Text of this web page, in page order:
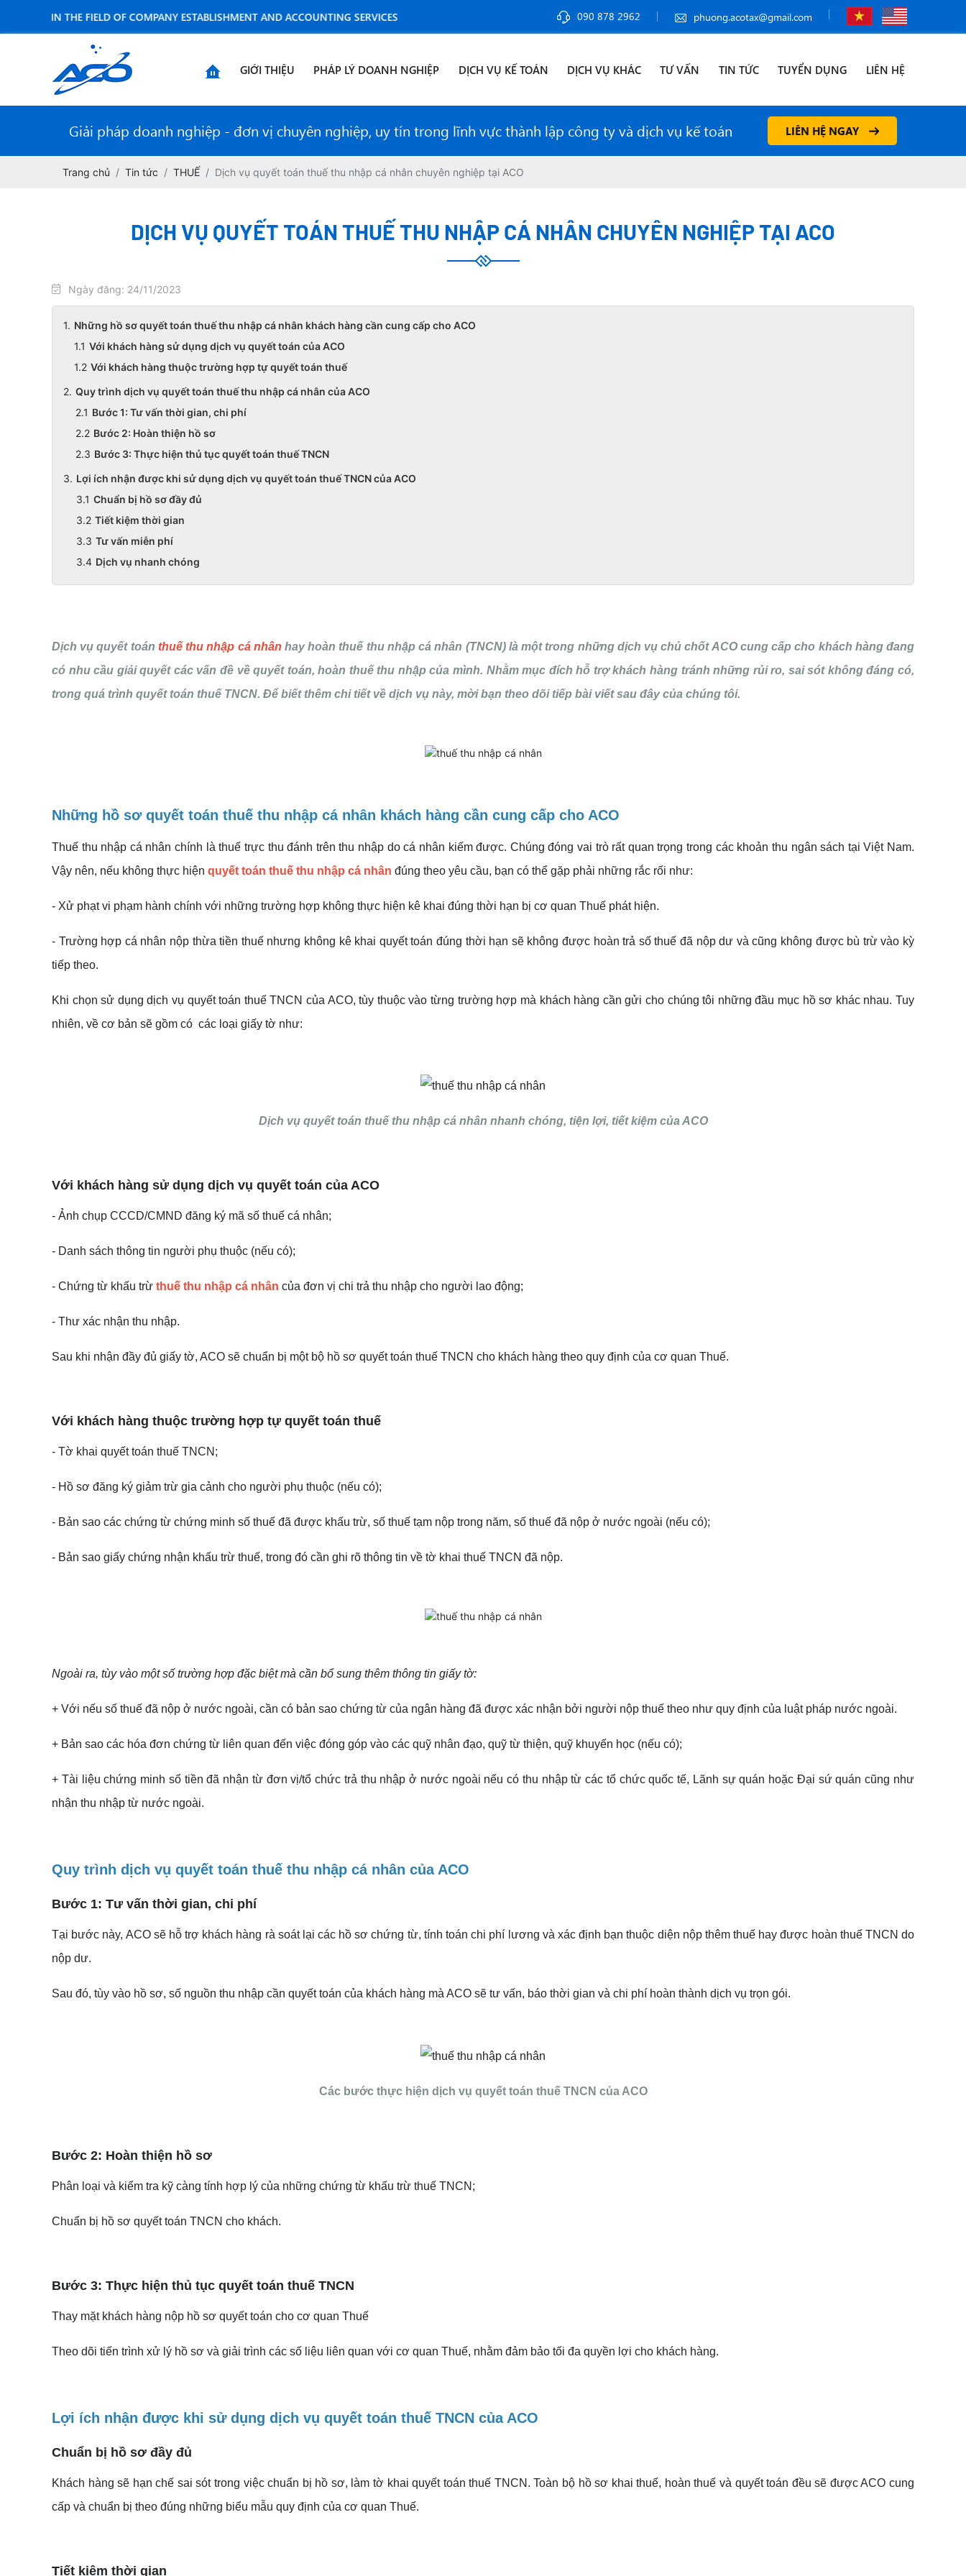
IN THE FIELD OF COMPANY ESTABLISHMENT AND ACCOUNTING SERVICES 090 878 2962 phuong.acotax@gmail.com
GIỚI THIỆU PHÁP LÝ DOANH NGHIỆP DỊCH VỤ KẾ TOÁN DỊCH VỤ KHÁC TƯ VẤN TIN TỨC TUYỂN DỤNG LIÊN HỆ
Giải pháp doanh nghiệp - đơn vị chuyên nghiệp, uy tín trong lĩnh vực thành lập công ty và dịch vụ kế toán LIÊN HỆ NGAY
Trang chủ Tin tức THUẾ Dịch vụ quyết toán thuế thu nhập cá nhân chuyên nghiệp tại ACO
DỊCH VỤ QUYẾT TOÁN THUẾ THU NHẬP CÁ NHÂN CHUYÊN NGHIỆP TẠI ACO
Ngày đăng: 24/11/2023
Những hồ sơ quyết toán thuế thu nhập cá nhân khách hàng cần cung cấp cho ACO
Với khách hàng sử dụng dịch vụ quyết toán của ACO
Với khách hàng thuộc trường hợp tự quyết toán thuế
Quy trình dịch vụ quyết toán thuế thu nhập cá nhân của ACO
Bước 1: Tư vấn thời gian, chi phí
Bước 2: Hoàn thiện hồ sơ
Bước 3: Thực hiện thủ tục quyết toán thuế TNCN
Lợi ích nhận được khi sử dụng dịch vụ quyết toán thuế TNCN của ACO
Chuẩn bị hồ sơ đầy đủ
Tiết kiệm thời gian
Tư vấn miễn phí
Dịch vụ nhanh chóng
Dịch vụ quyết toán thuế thu nhập cá nhân hay hoàn thuế thu nhập cá nhân (TNCN) là một trong những dịch vụ chủ chốt ACO cung cấp cho khách hàng đang
có nhu cầu giải quyết các vấn đề về quyết toán, hoàn thuế thu nhập của mình. Nhằm mục đích hỗ trợ khách hàng tránh những rủi ro, sai sót không đáng có,
trong quá trình quyết toán thuế TNCN. Để biết thêm chi tiết về dịch vụ này, mời bạn theo dõi tiếp bài viết sau đây của chúng tôi.
Những hồ sơ quyết toán thuế thu nhập cá nhân khách hàng cần cung cấp cho ACO
Thuế thu nhập cá nhân chính là thuế trực thu đánh trên thu nhập do cá nhân kiếm được. Chúng đóng vai trò rất quan trọng trong các khoản thu ngân sách tại Việt Nam.
Vậy nên, nếu không thực hiện quyết toán thuế thu nhập cá nhân đúng theo yêu cầu, bạn có thể gặp phải những rắc rối như:
- Xử phạt vi phạm hành chính với những trường hợp không thực hiện kê khai đúng thời hạn bị cơ quan Thuế phát hiện.
- Trường hợp cá nhân nộp thừa tiền thuế nhưng không kê khai quyết toán đúng thời hạn sẽ không được hoàn trả số thuế đã nộp dư và cũng không được bù trừ vào kỳ
tiếp theo.
Khi chọn sử dụng dịch vụ quyết toán thuế TNCN của ACO, tùy thuộc vào từng trường hợp mà khách hàng cần gửi cho chúng tôi những đầu mục hồ sơ khác nhau. Tuy
nhiên, về cơ bản sẽ gồm có các loại giấy tờ như:
Dịch vụ quyết toán thuế thu nhập cá nhân nhanh chóng, tiện lợi, tiết kiệm của ACO
Với khách hàng sử dụng dịch vụ quyết toán của ACO
- Ảnh chụp CCCD/CMND đăng ký mã số thuế cá nhân;
- Danh sách thông tin người phụ thuộc (nếu có);
- Chứng từ khấu trừ thuế thu nhập cá nhân của đơn vị chi trả thu nhập cho người lao động;
- Thư xác nhận thu nhập.
Sau khi nhận đầy đủ giấy tờ, ACO sẽ chuẩn bị một bộ hồ sơ quyết toán thuế TNCN cho khách hàng theo quy định của cơ quan Thuế.
Với khách hàng thuộc trường hợp tự quyết toán thuế
- Tờ khai quyết toán thuế TNCN;
- Hồ sơ đăng ký giảm trừ gia cảnh cho người phụ thuộc (nếu có);
- Bản sao các chứng từ chứng minh số thuế đã được khấu trừ, số thuế tạm nộp trong năm, số thuế đã nộp ở nước ngoài (nếu có);
- Bản sao giấy chứng nhận khấu trừ thuế, trong đó cần ghi rõ thông tin về tờ khai thuế TNCN đã nộp.
Ngoài ra, tùy vào một số trường hợp đặc biệt mà cần bổ sung thêm thông tin giấy tờ:
+ Với nếu số thuế đã nộp ở nước ngoài, cần có bản sao chứng từ của ngân hàng đã được xác nhận bởi người nộp thuế theo như quy định của luật pháp nước ngoài.
+ Bản sao các hóa đơn chứng từ liên quan đến việc đóng góp vào các quỹ nhân đạo, quỹ từ thiện, quỹ khuyến học (nếu có);
+ Tài liệu chứng minh số tiền đã nhận từ đơn vị/tổ chức trả thu nhập ở nước ngoài nếu có thu nhập từ các tổ chức quốc tế, Lãnh sự quán hoặc Đại sứ quán cũng như
nhận thu nhập từ nước ngoài.
Quy trình dịch vụ quyết toán thuế thu nhập cá nhân của ACO
Bước 1: Tư vấn thời gian, chi phí
Tại bước này, ACO sẽ hỗ trợ khách hàng rà soát lại các hồ sơ chứng từ, tính toán chi phí lương và xác định bạn thuộc diện nộp thêm thuế hay được hoàn thuế TNCN do
nộp dư.
Sau đó, tùy vào hồ sơ, số nguồn thu nhập cần quyết toán của khách hàng mà ACO sẽ tư vấn, báo thời gian và chi phí hoàn thành dịch vụ trọn gói.
Các bước thực hiện dịch vụ quyết toán thuế TNCN của ACO
Bước 2: Hoàn thiện hồ sơ
Phân loại và kiểm tra kỹ càng tính hợp lý của những chứng từ khấu trừ thuế TNCN;
Chuẩn bị hồ sơ quyết toán TNCN cho khách.
Bước 3: Thực hiện thủ tục quyết toán thuế TNCN
Thay mặt khách hàng nộp hồ sơ quyết toán cho cơ quan Thuế
Theo dõi tiến trình xử lý hồ sơ và giải trình các số liệu liên quan với cơ quan Thuế, nhằm đảm bảo tối đa quyền lợi cho khách hàng.
Lợi ích nhận được khi sử dụng dịch vụ quyết toán thuế TNCN của ACO
Chuẩn bị hồ sơ đầy đủ
Khách hàng sẽ hạn chế sai sót trong việc chuẩn bị hồ sơ, làm tờ khai quyết toán thuế TNCN. Toàn bộ hồ sơ khai thuế, hoàn thuế và quyết toán đều sẽ được ACO cung
cấp và chuẩn bị theo đúng những biểu mẫu quy định của cơ quan Thuế.
Tiết kiệm thời gian